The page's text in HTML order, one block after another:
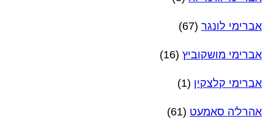
אברימי לונגר (67)
אברימי מושקוביץ (16)
אברימי קלצקין (1)
אהרל'ה סאמעט (61)